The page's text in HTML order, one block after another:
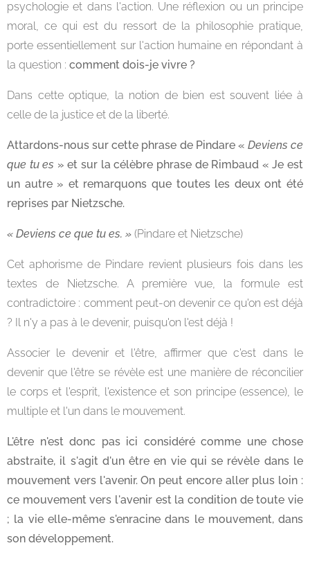
psychologie et dans l'action. Une réflexion ou un principe
moral, ce qui est du ressort de la philosophie pratique,
porte essentiellement sur l'action humaine en répondant à
la question : comment dois-je vivre ?
Dans cette optique, la notion de bien est souvent liée à
celle de la justice et de la liberté.
Attardons-nous sur cette phrase de Pindare « Deviens ce
que tu es » et sur la célèbre phrase de Rimbaud « Je est
un autre » et remarquons que toutes les deux ont été
reprises par Nietzsche.
« Deviens ce que tu es. » (Pindare et Nietzsche)
Cet aphorisme de Pindare revient plusieurs fois dans les
textes de Nietzsche. A première vue, la formule est
contradictoire : comment peut-on devenir ce qu'on est déjà
? Il n'y a pas à le devenir, puisqu'on l'est déjà !
Associer le devenir et l'être, affirmer que c'est dans le
devenir que l'être se révèle est une manière de réconcilier
le corps et l'esprit, l'existence et son principe (essence), le
multiple et l'un dans le mouvement.
L'être n'est donc pas ici considéré comme une chose
abstraite, il s'agit d'un être en vie qui se révèle dans le
mouvement vers l'avenir. On peut encore aller plus loin :
ce mouvement vers l'avenir est la condition de toute vie
; la vie elle-même s'enracine dans le mouvement, dans
son développement.